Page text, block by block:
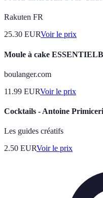
Rakuten FR
25.30 EURVoir le prix
Moule à cake
boulanger.com
11.99 EURVoir le prix
Cocktails - Antoine Primiceri
Les guides créatifs
2.50 EURVoir le prix